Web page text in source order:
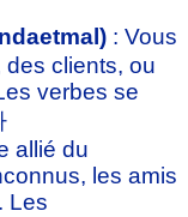
: Vous
des clients, ou
verbes se
allié du
les amis
Les